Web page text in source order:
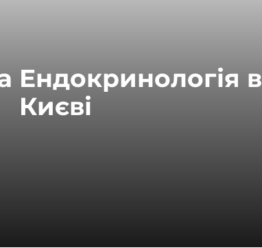
Ендокринологія в
Києві